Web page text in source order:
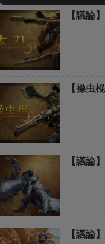
【議論
【操虫
【議論
【議論